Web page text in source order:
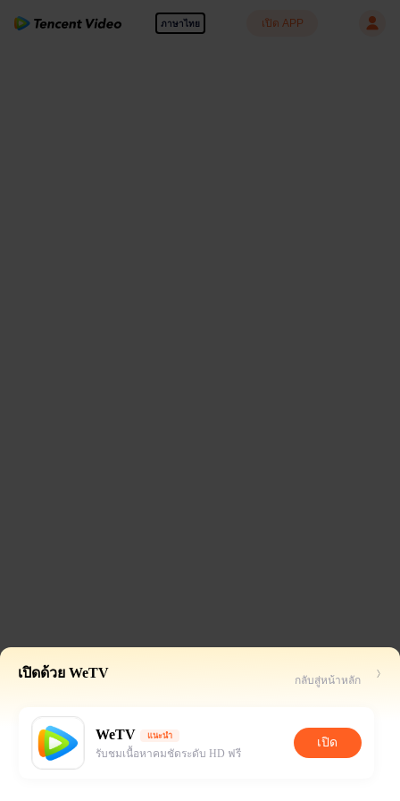
ภาษาไทย เปิด APP
เปิดด้วย WeTV กลับสู่หน้าหลัก
WeTV แนะนำ
รับชมเนื้อหาคมชัดระดับ HD ฟรี
เปิด